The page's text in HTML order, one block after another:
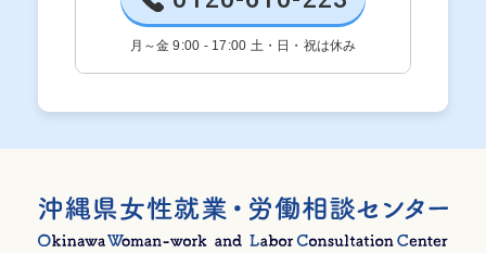
月～金 9:00 - 17:00 土・日・祝は休み